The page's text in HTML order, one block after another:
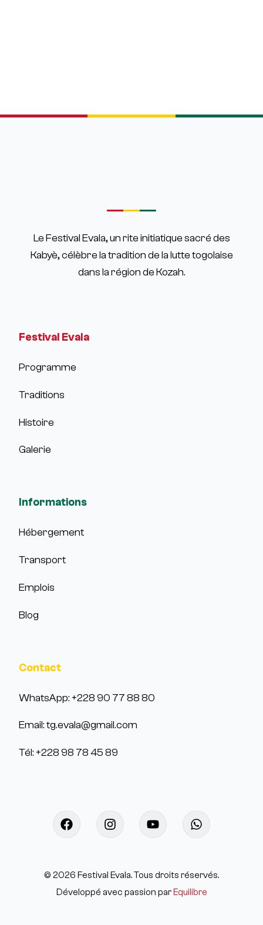
Le Festival Evala, un rite initiatique sacré des
Kabyè, célèbre la tradition de la lutte togolaise
dans la région de Kozah.
Festival Evala
Programme
Traditions
Histoire
Galerie
Informations
Hébergement
Transport
Emplois
Blog
Contact
WhatsApp: +228 90 77 88 80
Email: tg.evala@gmail.com
Tél: +228 98 78 45 89
© 2026 Festival Evala. Tous droits réservés.
Développé avec passion parEquilibre